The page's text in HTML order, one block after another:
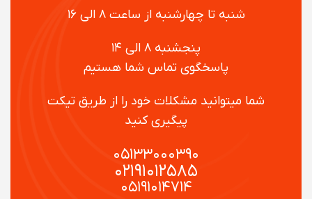
شنبه تا چهارشنبه از ساعت ۸ الی ۱۶
پنجشنبه ۸ الی ۱۴
پاسخگوی تماس شما هستیم
شما میتوانید مشکلات خود را از طریق تیکت
پیگیری کنید
۰۵۱۳۳۰۰۰۳۹۰
۰۲۱۹۱۰۱۲۵۸۵
۰۵۱۹۱۰۱۴۷۱۴